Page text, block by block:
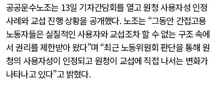
공공운수노조는 13일 기자간담회를 열고 원청 사용자성 인정
사례와 교섭 진행 상황을 공개했다. 노조는 “그동안 간접고용
노동자들은 실질적인 사용자와 교섭조차 할 수 없는 구조 속에
서 권리를 제한받아 왔다”며 “최근 노동위원회 판단을 통해 원
청의 사용자성이 인정되고 원청이 교섭에 직접 나서는 변화가
나타나고 있다”고 밝혔다.